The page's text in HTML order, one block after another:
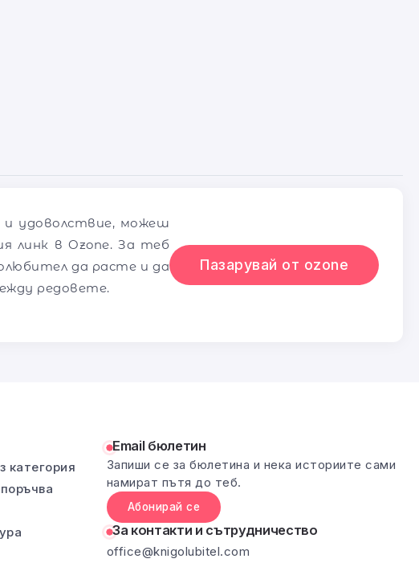
удоволствие, можеш
линк в Ozone. За теб
да расте и да
редовете.
Пазарувай от ozone
категория
Email бюлетин
Запиши се за бюлетина и нека историите сами
намират пътя до теб.
Абонирай се
За контакти и сътрудничество
office@knigolubitel.com